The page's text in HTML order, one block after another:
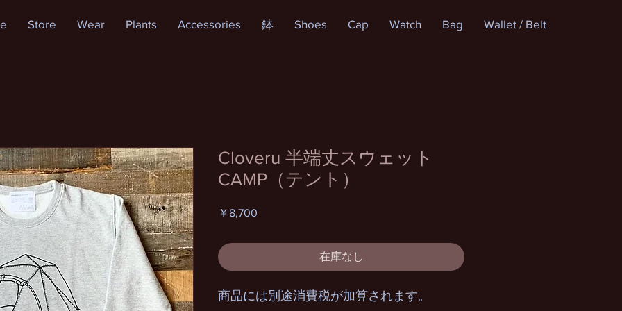
Store Wear Plants Accessories 鉢 Shoes Cap Watch Bag Wallet / Belt
Cloveru 半端丈スウェット
CAMP（テント）
￥8,700
在庫なし
商品には別途消費税が加算されます。